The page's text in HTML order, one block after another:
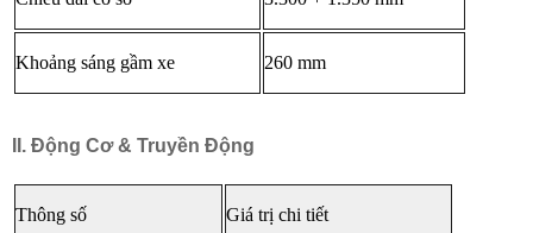
Khoảng sáng gầm xe 260 mm
II. Động Cơ & Truyền Động
Thông số Giá trị chi tiết